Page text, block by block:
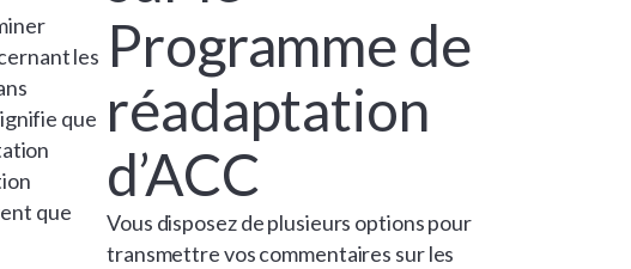
les
que
que
Programme de
réadaptation
d’ACC
Vous disposez de plusieurs options pour
transmettre vos commentaires sur les